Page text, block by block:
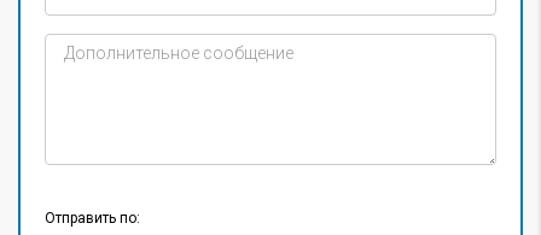
Отправить по: